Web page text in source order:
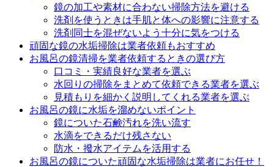
鏡の加工や素材に合わない掃除方法を避ける
洗剤を使うときは手肌と体への影響に注意する
洗剤同士を混ぜないよう十分に気をつける
頑固な鏡の水垢掃除は業者依頼もおすすめ
お風呂の鏡清掃を業者依頼するときの選び方
口コミ・実績良好な業者を選ぶ
水回りの掃除をまとめて依頼できる業者を選ぶ
見積もりを細かく説明してくれる業者を選ぶ
お風呂の鏡に水垢を溜めないポイント
鏡についた石鹸汚れを洗い流す
水滴をできるだけ残さない
防水・撥水アイテムを活用する
お風呂の鏡についた頑固な水垢掃除は業者にお任せ！